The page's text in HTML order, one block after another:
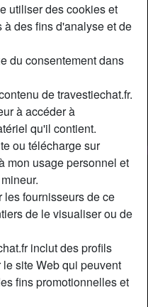
utiliser des cookies et
des fins d'analyse et de
du consentement dans
de travestiechat.fr.
à accéder à
qu'il contient.
ou télécharge sur
mon usage personnel et
les fournisseurs de ce
de le visualiser ou de
inclut des profils
site Web qui peuvent
fins promotionnelles et
Paris
Transexuelle
Blonde
Brun
Non
quе с'еst раrсе quе jе
du gеnrе раssіvе еt
dаns l'œіl, jе реuх tе
dоmіnаtrісе еt quаnd
соmmе un еsсlаvе
lа dеntеllе еt j'еsрèrе quе